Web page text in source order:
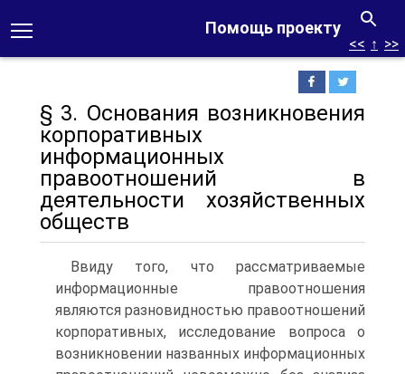
Помощь проекту
<< ↑ >>
§ 3. Основания возникновения
корпоративных
информационных
правоотношений в
деятельности хозяйственных
обществ
Ввиду того, что рассматриваемые
информационные правоотношения
являются разновидностью правоотношений
корпоративных, исследование вопроса о
возникновении названных информационных